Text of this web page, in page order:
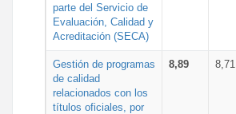
parte del Servicio de
Evaluación, Calidad y
Acreditación (SECA)
Gestión de programas
de calidad
relacionados con los
títulos oficiales, por
8,89 8,71